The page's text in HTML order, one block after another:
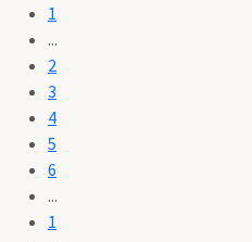
1
...
2
3
4
5
6
...
1